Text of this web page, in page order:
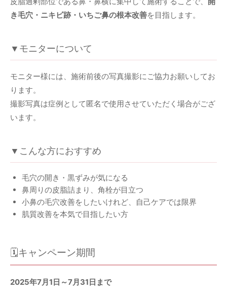
き毛穴・ニキビ跡・いちご鼻の根本改善を目指します。
▼モニターについて
モニター様には、施術前後の写真撮影にご協力お願いしてお
ります。
撮影写真は症例として匿名で使用させていただく場合がござ
います。
▼こんな方におすすめ
毛穴の開き・黒ずみが気になる
鼻周りの皮脂詰まり、角栓が目立つ
小鼻の毛穴改善をしたいけれど、自己ケアでは限界
肌質改善を本気で目指したい方
🗓キャンペーン期間
2025年7月1日～7月31日まで